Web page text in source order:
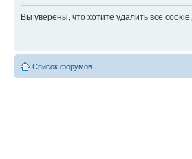
Вы уверены, что хотите удалить все
Список форумов